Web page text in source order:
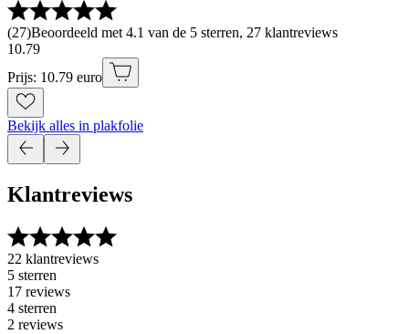
(27)Beoordeeld met 4.1 van de 5 sterren, 27 klantreviews
10.79
Prijs: 10.79 euro
Bekijk alles in plakfolie
Klantreviews
22 klantreviews
5 sterren
17 reviews
4 sterren
2 reviews